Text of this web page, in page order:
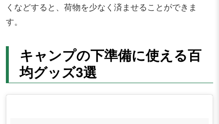
くなどすると、荷物を少なく済ませることができま
す。
キャンプの下準備に使える百
均グッズ3選